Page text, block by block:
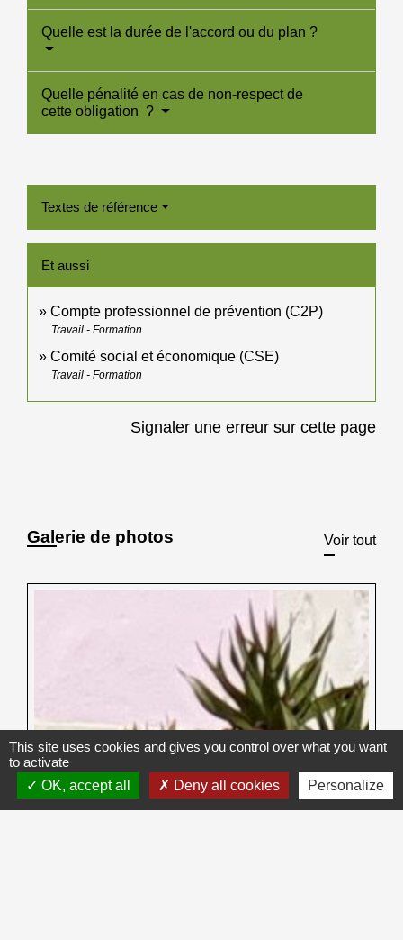
Quelle est la durée de l'accord ou du plan ?
Quelle pénalité en cas de non-respect de
cette obligation ?
Textes de référence
Et aussi
Compte professionnel de prévention (C2P)
Travail - Formation
Comité social et économique (CSE)
Travail - Formation
Signaler une erreur sur cette page
Galerie de photos Voir tout
This site uses cookies and gives you control over what you want
to activate
OK, accept all
Deny all cookies Personalize